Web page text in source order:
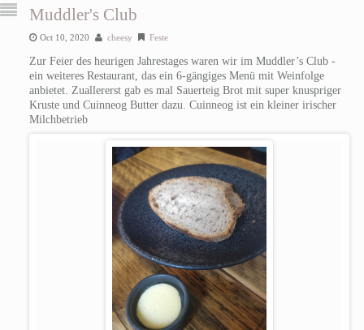
Muddler's Club
Oct 10, 2020 cheesy Feste
Zur Feier des heurigen Jahrestages waren wir im Muddler’s Club -
ein weiteres Restaurant, das ein 6-gängiges Menü mit Weinfolge
anbietet. Zuallererst gab es mal Sauerteig Brot mit super knuspriger
Kruste und Cuinneog Butter dazu. Cuinneog ist ein kleiner irischer
Milchbetrieb